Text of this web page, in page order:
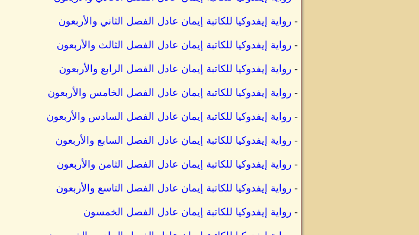
- رواية إيفدوكيا للكاتبة إيمان عادل الفصل الثاني والأربعون
- رواية إيفدوكيا للكاتبة إيمان عادل الفصل الثالث والأربعون
- رواية إيفدوكيا للكاتبة إيمان عادل الفصل الرابع والأربعون
- رواية إيفدوكيا للكاتبة إيمان عادل الفصل الخامس والأربعون
- رواية إيفدوكيا للكاتبة إيمان عادل الفصل السادس والأربعون
- رواية إيفدوكيا للكاتبة إيمان عادل الفصل السابع والأربعون
- رواية إيفدوكيا للكاتبة إيمان عادل الفصل الثامن والأربعون
- رواية إيفدوكيا للكاتبة إيمان عادل الفصل التاسع والأربعون
- رواية إيفدوكيا للكاتبة إيمان عادل الفصل الخمسون